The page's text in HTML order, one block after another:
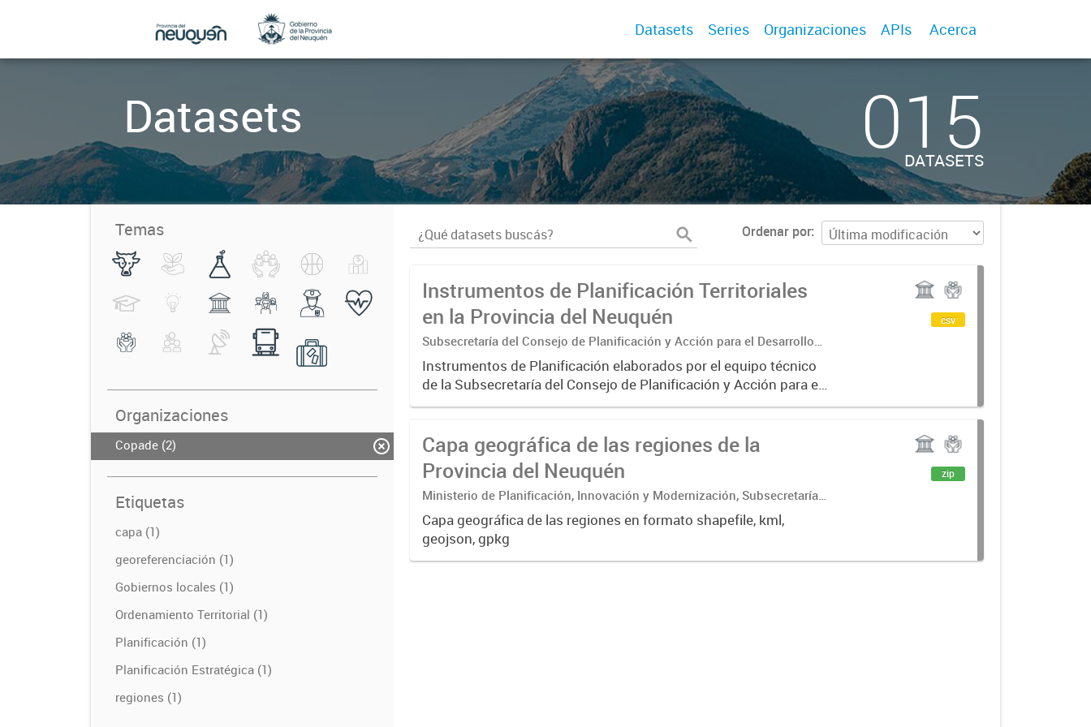
Datasets Series Organizaciones APIs Acerca
Datasets 015
DATASETS
Temas
Organizaciones
Copade (2)
Etiquetas
capa (1)
georeferenciación (1)
Gobiernos locales (1)
Ordenamiento Territorial (1)
Planificación (1)
Planificación Estratégica (1)
regiones (1)
Ordenar por
Instrumentos de Planificación Territoriales
en la Provincia del Neuquén
Subsecretaría del Consejo de Planificación y Acción para el Desarrollo
(COPADE) Dir. Provincial de Planificación Territorial- Mg Daniela Torrisi
Instrumentos de Planificación elaborados por el equipo técnico
de la Subsecretaría del Consejo de Planificación y Acción para el
Desarrollo (COPADE) con alcance provincial y de Gobiernos
csv
Capa geográfica de las regiones de la
Provincia del Neuquén
Ministerio de Planificación, Innovación y Modernización, Subsecretaría
del Consejo de Planificación y Acción para el Desarrollo (COPADE)
Capa geográfica de las regiones en formato shapefile, kml,
geojson, gpkg
zip